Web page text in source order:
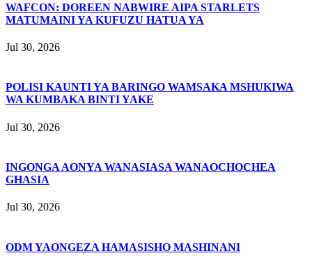
WAFCON: DOREEN NABWIRE AIPA STARLETS
MATUMAINI YA KUFUZU HATUA YA
Jul 30, 2026
POLISI KAUNTI YA BARINGO WAMSAKA MSHUKIWA
WA KUMBAKA BINTI YAKE
Jul 30, 2026
INGONGA AONYA WANASIASA WANAOCHOCHEA
GHASIA
Jul 30, 2026
ODM YAONGEZA HAMASISHO MASHINANI